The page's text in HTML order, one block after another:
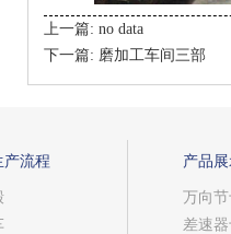
上一篇: no data
下一篇: 磨加工车间三部
产流程 产品
万向
差速